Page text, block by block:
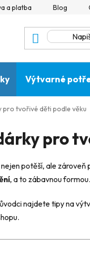
a platba Blog
Výtvarné
pro tvořivé děti podle věku
pro
potěší, ale
, a to zábavnou
najdete tipy na